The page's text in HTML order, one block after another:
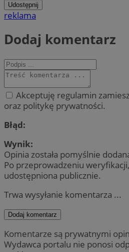
Udostępnij
reklama
Dodaj komentarz
Akceptuję regulamin
oraz politykę prywatności.
Błąd:
Wynik:
Opinia została pomyślnie
Po przeprowadzeniu
udostępniona publicznie.
Trwa wysyłanie komentarza ...
Dodaj komentarz
Komentarze są prywatnymi
Wydawca portalu nie ponosi